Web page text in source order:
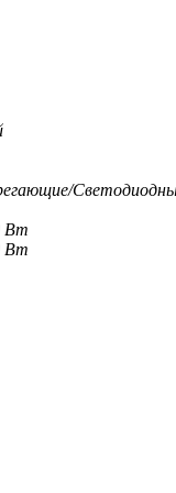
Вт
Вт